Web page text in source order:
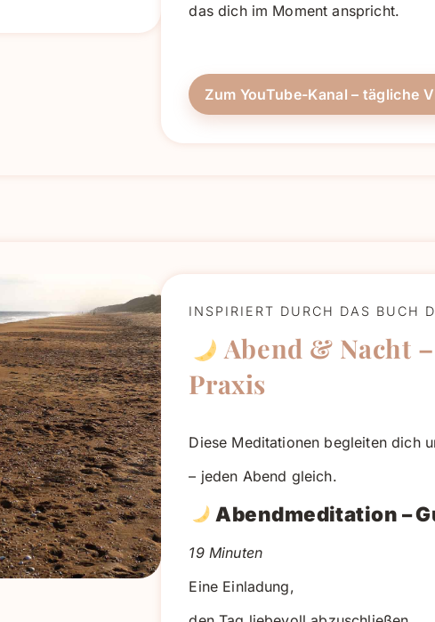
das dich im Moment anspricht.
Zum YouTube-Kanal – tägliche
INSPIRIERT DURCH DAS BUCH
Abend & Nacht
Praxis
Diese Meditationen begleiten dich
– jeden Abend gleich.
Abendmeditation –
19 Minuten
Eine Einladung,